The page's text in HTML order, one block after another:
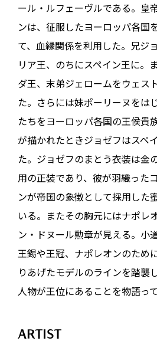
ール・ルフェーヴルである。皇
ンは、征服したヨーロッパ各国
て、血縁関係を利用した。兄ジ
リア王、のちにスペイン王に。
ダ王、末弟ジェロームをウェス
た。さらには妹ポーリーヌをは
たちをヨーロッパ各国の王侯貴
が描かれたときジョゼフはスペ
た。ジョゼフのまとう衣装は金
用の正装であり、彼が羽織った
ンが帝国の象徴として採用した
いる。またその胸元にはナポレ
ン・ドヌール勲章が見える。小
王錫や王冠、ナポレオンのため
りあげたモデルのラインを踏襲
人物が王位にあることを物語って
ARTIST